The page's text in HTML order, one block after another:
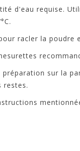
d'eau requise.
racler la poudre
sur la
restes.